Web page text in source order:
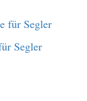
Segler